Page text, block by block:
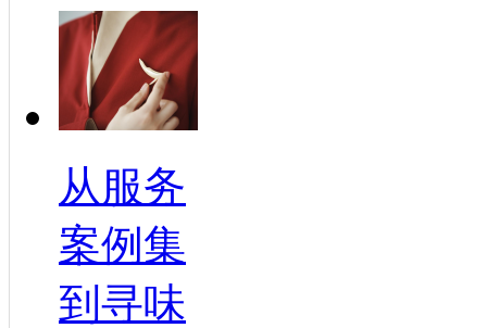
从服务
案例集
到寻味